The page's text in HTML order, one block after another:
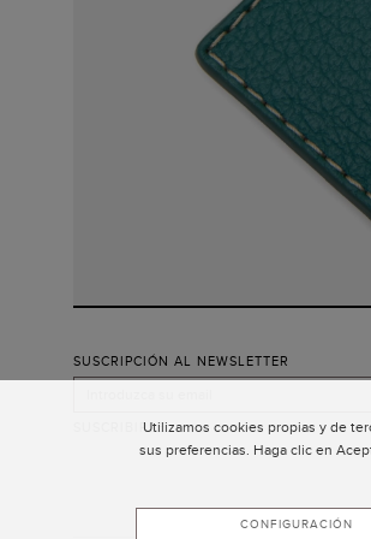
Utilizamos cookies propias y de
sus preferencias. Haga clic en
CONFIGURACIÓN
SUSCRIPCIÓN AL NEWSLETTER
SUSCRIBIRSE